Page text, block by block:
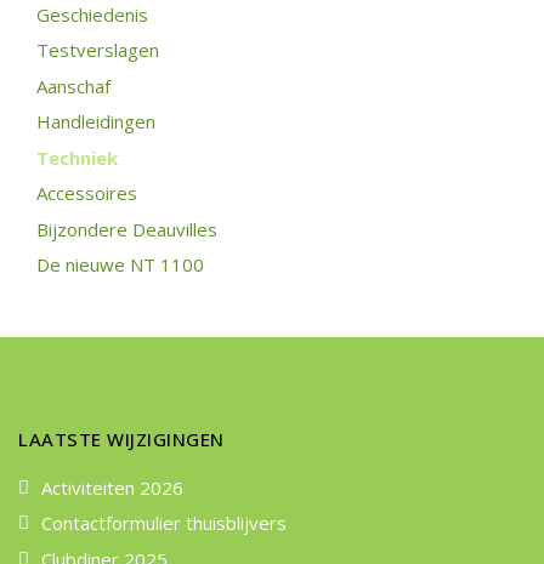
Geschiedenis
Testverslagen
Aanschaf
Handleidingen
Techniek
Accessoires
Bijzondere Deauvilles
De nieuwe NT 1100
LAATSTE WIJZIGINGEN
Activiteiten 2026
Contactformulier thuisblijvers
Clubdiner 2025